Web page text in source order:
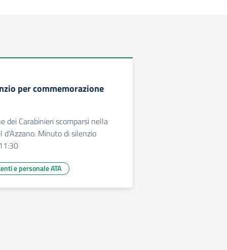
per commemorazione
dei Carabinieri scomparsi nella
d'Azzano. Minuto di silenzio
e personale ATA